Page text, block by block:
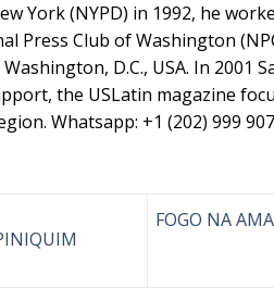
York (NYPD) in 1992, he
Press Club of Washington
D.C., USA. In 2001
the USLatin magazine
Whatsapp: +1 (202) 999
FOGO NA